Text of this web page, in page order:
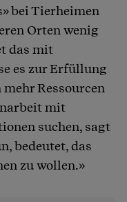
bei Tierheimen
Orten wenig
das mit
es zur Erfüllung
mehr Ressourcen
mit
suchen, sagt
bedeutet, das
zu wollen.»